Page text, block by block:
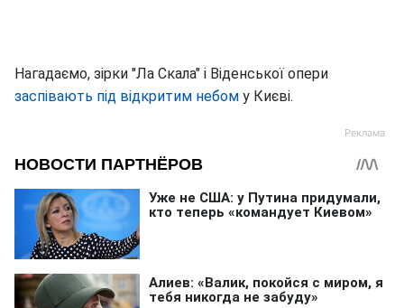
Нагадаємо, зірки "Ла Скала" і Віденської опери
заспівають під відкритим небом у Києві.